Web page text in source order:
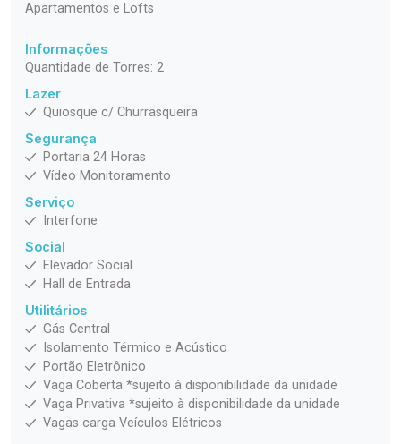
Apartamentos e Lofts
Informações
Quantidade de Torres: 2
Lazer
Quiosque c/ Churrasqueira
Segurança
Portaria 24 Horas
Vídeo Monitoramento
Serviço
Interfone
Social
Elevador Social
Hall de Entrada
Utilitários
Gás Central
Isolamento Térmico e Acústico
Portão Eletrônico
Vaga Coberta *sujeito à disponibilidade da unidade
Vaga Privativa *sujeito à disponibilidade da unidade
Vagas carga Veículos Elétricos